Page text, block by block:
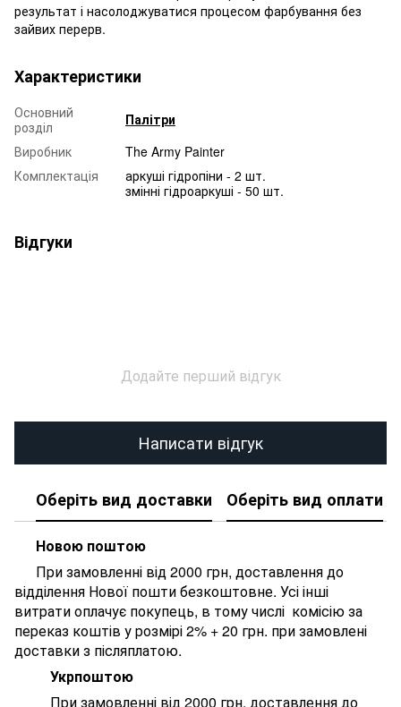
результат і насолоджуватися процесом фарбування без
зайвих перерв.
Характеристики
Основний
розділ
Палітри
Виробник
The Army Painter
Комплектація
аркуші гідропіни - 2 шт.
змінні гідроаркуші - 50 шт.
Відгуки
Додайте перший відгук
Написати відгук
Оберіть вид доставки Оберіть вид оплати
Новою поштою
При замовленні від 2000 грн, доставлення до
відділення Нової пошти безкоштовне. Усі інші
витрати оплачує покупець, в тому числі комісію за
переказ коштів у розмірі 2% + 20 грн. при замовлені
доставки з післяплатою.
Укрпоштою
При замовленні від 2000 грн, доставлення до